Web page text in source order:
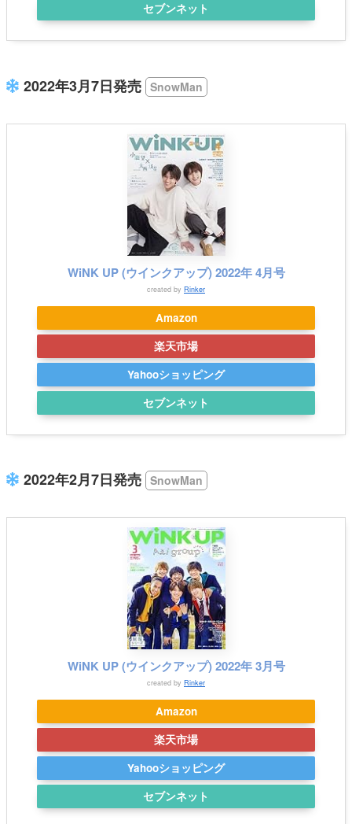
セブンネット
2022年3月7日発売 SnowMan
WiNK UP (ウインクアップ) 2022年 4月号
created by Rinker
Amazon
楽天市場
Yahooショッピング
セブンネット
2022年2月7日発売 SnowMan
WiNK UP (ウインクアップ) 2022年 3月号
created by Rinker
Amazon
楽天市場
Yahooショッピング
セブンネット